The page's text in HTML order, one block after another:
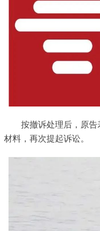
按撤诉处理后，原
材料，再次提起诉讼。